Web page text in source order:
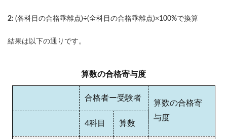
2: (各科目の合格乖離点)÷(全科目の合格乖離点)×100%で換算
結果は以下の通りです。
算数の合格寄与度
合格者ー受験者
算数の合格寄
与度
4科目 算数